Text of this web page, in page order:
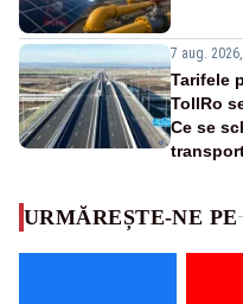
7 aug.
Tarifele
TollRo
Ce se
URMĂREȘTE-NE PE